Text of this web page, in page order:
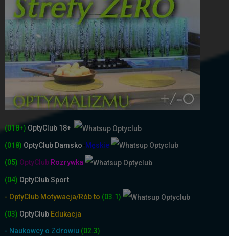
(018+) OptyClub 18+
(018) OptyClub Damsko Męskie
(05) OptyClub Rozrywka
(04) OptyClub Sport
- OptyClub Motywacja/Rób to (03.1)
(03) OptyClub Edukacja
- Naukowcy o Zdrowiu (02.3)